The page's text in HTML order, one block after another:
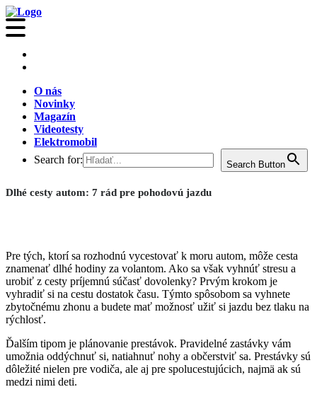
O nás
Novinky
Magazín
Videotesty
Elektromobil
Search for:
Search Button
Dlhé cesty autom: 7 rád pre pohodovú jazdu
Pre tých, ktorí sa rozhodnú vycestovať k moru autom, môže cesta
znamenať dlhé hodiny za volantom. Ako sa však vyhnúť stresu a
urobiť z cesty príjemnú súčasť dovolenky? Prvým krokom je
vyhradiť si na cestu dostatok času. Týmto spôsobom sa vyhnete
zbytočnému zhonu a budete mať možnosť užiť si jazdu bez tlaku na
rýchlosť.
Ďalším tipom je plánovanie prestávok. Pravidelné zastávky vám
umožnia oddýchnuť si, natiahnuť nohy a občerstviť sa. Prestávky sú
dôležité nielen pre vodiča, ale aj pre spolucestujúcich, najmä ak sú
medzi nimi deti.